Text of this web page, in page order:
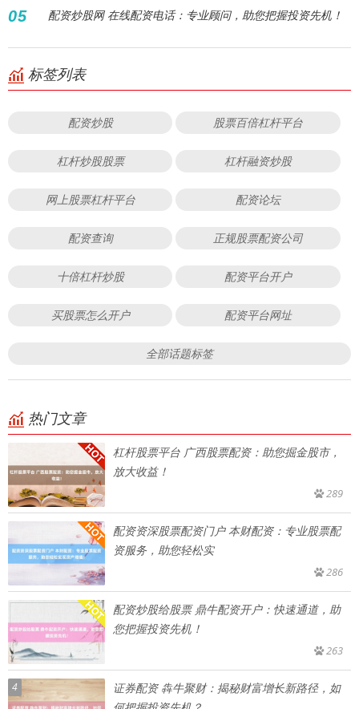
05 配资炒股网 在线配资电话：专业顾问，助您把握投资先机！
标签列表
配资炒股 股票百倍杠杆平台
杠杆炒股股票 杠杆融资炒股
网上股票杠杆平台 配资论坛
配资查询 正规股票配资公司
十倍杠杆炒股 配资平台开户
买股票怎么开户 配资平台网址
全部话题标签
热门文章
杠杆股票平台 广西股票配资：助您掘金股市，
放大收益！
289
配资资深股票配资门户 本财配资：专业股票配
资服务，助您轻松实
286
配资炒股给股票 鼎牛配资开户：快速通道，助
您把握投资先机！
263
4
证券配资 犇牛聚财：揭秘财富增长新路径，如